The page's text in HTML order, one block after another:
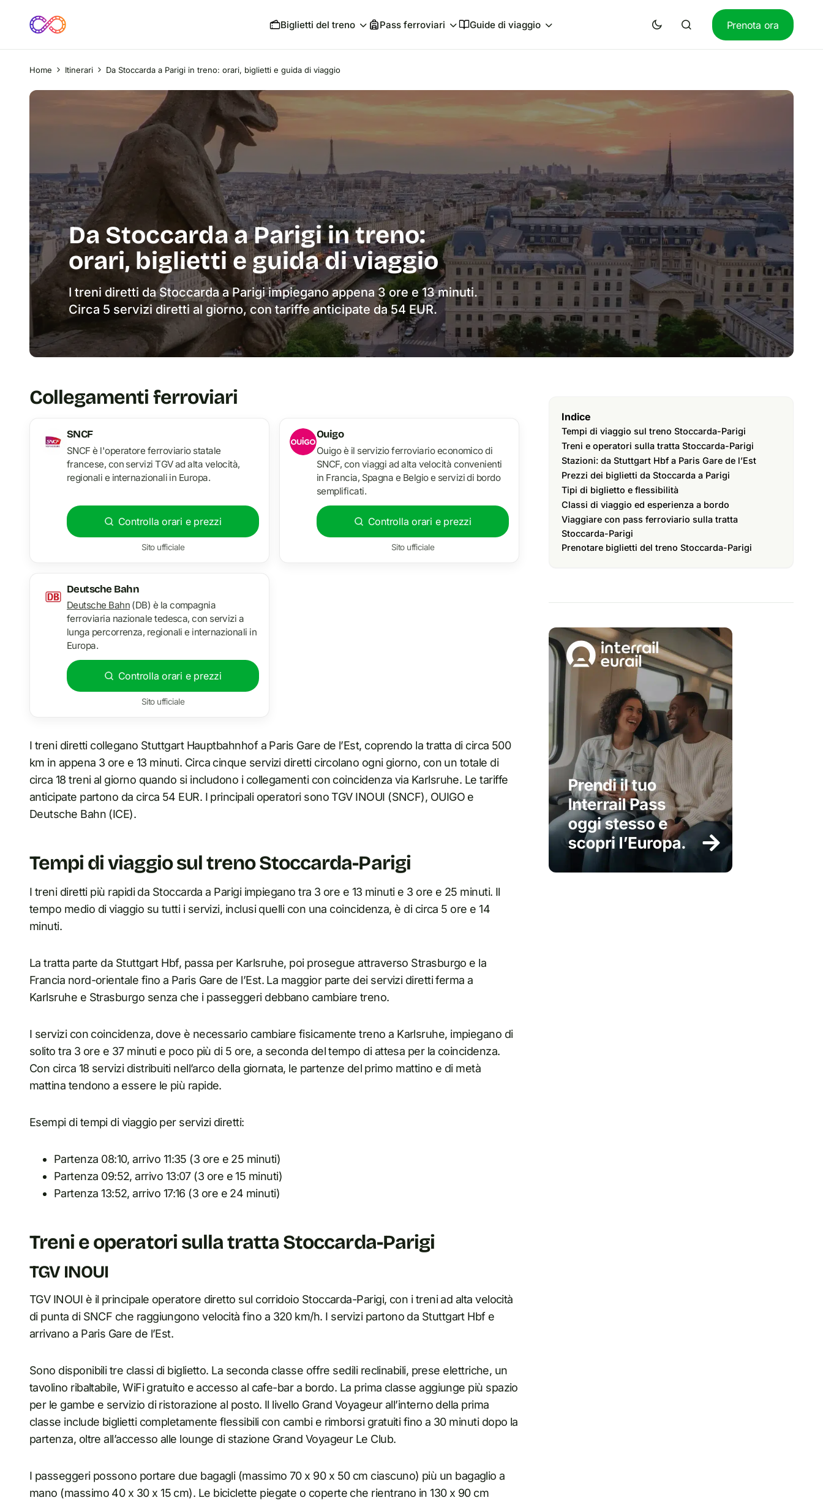
Biglietti del treno Pass ferroviari Guide di viaggio Prenota ora
Home Itinerari Da Stoccarda a Parigi in treno: orari, biglietti e guida di viaggio
Da Stoccarda a Parigi in treno:
orari, biglietti e guida di viaggio
I treni diretti da Stoccarda a Parigi impiegano appena 3 ore e 13 minuti.
Circa 5 servizi diretti al giorno, con tariffe anticipate da 54 EUR.
Collegamenti ferroviari
SNCF
SNCF è l'operatore ferroviario statale
francese, con servizi TGV ad alta velocità,
regionali e internazionali in Europa.
Controlla orari e prezzi
Sito ufficiale
Ouigo
Ouigo è il servizio ferroviario economico di
SNCF, con viaggi ad alta velocità convenienti
in Francia, Spagna e Belgio e servizi di bordo
semplificati.
Controlla orari e prezzi
Sito ufficiale
Deutsche Bahn
Deutsche Bahn(DB) è la compagnia
ferroviaria nazionale tedesca, con servizi a
lunga percorrenza, regionali e internazionali in
Europa.
Controlla orari e prezzi
Sito ufficiale
I treni diretti collegano Stuttgart Hauptbahnhof a Paris Gare de l’Est, coprendo la tratta di circa 500
km in appena 3 ore e 13 minuti. Circa cinque servizi diretti circolano ogni giorno, con un totale di
circa 18 treni al giorno quando si includono i collegamenti con coincidenza via Karlsruhe. Le tariffe
anticipate partono da circa 54 EUR. I principali operatori sono TGV INOUI (SNCF), OUIGO e
Deutsche Bahn (ICE).
Tempi di viaggio sul treno Stoccarda-Parigi
I treni diretti più rapidi da Stoccarda a Parigi impiegano tra 3 ore e 13 minuti e 3 ore e 25 minuti. Il
tempo medio di viaggio su tutti i servizi, inclusi quelli con una coincidenza, è di circa 5 ore e 14
minuti.
La tratta parte da Stuttgart Hbf, passa per Karlsruhe, poi prosegue attraverso Strasburgo e la
Francia nord-orientale fino a Paris Gare de l’Est. La maggior parte dei servizi diretti ferma a
Karlsruhe e Strasburgo senza che i passeggeri debbano cambiare treno.
I servizi con coincidenza, dove è necessario cambiare fisicamente treno a Karlsruhe, impiegano di
solito tra 3 ore e 37 minuti e poco più di 5 ore, a seconda del tempo di attesa per la coincidenza.
Con circa 18 servizi distribuiti nell’arco della giornata, le partenze del primo mattino e di metà
mattina tendono a essere le più rapide.
Esempi di tempi di viaggio per servizi diretti:
Partenza 08:10, arrivo 11:35 (3 ore e 25 minuti)
Partenza 09:52, arrivo 13:07 (3 ore e 15 minuti)
Partenza 13:52, arrivo 17:16 (3 ore e 24 minuti)
Treni e operatori sulla tratta Stoccarda-Parigi
TGV INOUI
TGV INOUI è il principale operatore diretto sul corridoio Stoccarda-Parigi, con i treni ad alta velocità
di punta di SNCF che raggiungono velocità fino a 320 km/h. I servizi partono da Stuttgart Hbf e
arrivano a Paris Gare de l’Est.
Sono disponibili tre classi di biglietto. La seconda classe offre sedili reclinabili, prese elettriche, un
tavolino ribaltabile, WiFi gratuito e accesso al cafe-bar a bordo. La prima classe aggiunge più spazio
per le gambe e servizio di ristorazione al posto. Il livello Grand Voyageur all’interno della prima
classe include biglietti completamente flessibili con cambi e rimborsi gratuiti fino a 30 minuti dopo la
partenza, oltre all’accesso alle lounge di stazione Grand Voyageur Le Club.
I passeggeri possono portare due bagagli (massimo 70 x 90 x 50 cm ciascuno) più un bagaglio a
mano (massimo 40 x 30 x 15 cm). Le biciclette piegate o coperte che rientrano in 130 x 90 cm
Indice
Tempi di viaggio sul treno Stoccarda-Parigi
Treni e operatori sulla tratta Stoccarda-Parigi
Stazioni: da Stuttgart Hbf a Paris Gare de l’Est
Prezzi dei biglietti da Stoccarda a Parigi
Tipi di biglietto e flessibilità
Classi di viaggio ed esperienza a bordo
Viaggiare con pass ferroviario sulla tratta
Stoccarda-Parigi
Prenotare biglietti del treno Stoccarda-Parigi